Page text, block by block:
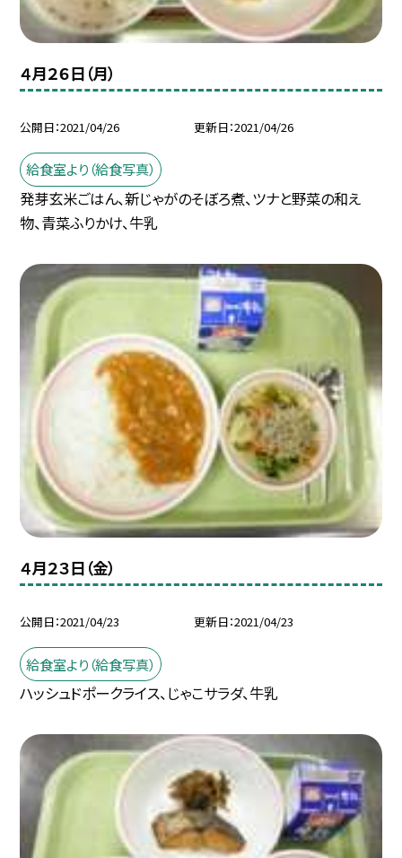
４月２６日（月）
公開日 2021/04/26 更新日 2021/04/26
給食室より（給食写真）
発芽玄米ごはん、新じゃがのそぼろ煮、ツナと野菜の和え
物、青菜ふりかけ、牛乳
４月２３日（金）
公開日 2021/04/23 更新日 2021/04/23
給食室より（給食写真）
ハッシュドポークライス、じゃこサラダ、牛乳